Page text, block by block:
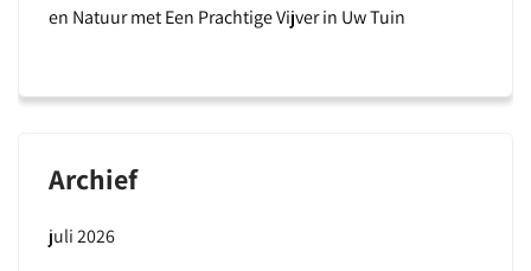
en Natuur met Een Prachtige Vijver in Uw Tuin
Archief
juli 2026